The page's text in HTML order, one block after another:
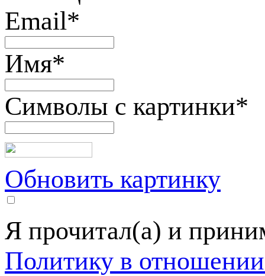
Email*
Имя*
Символы с картинки*
Обновить картинку
Я прочитал(а) и
Политику в